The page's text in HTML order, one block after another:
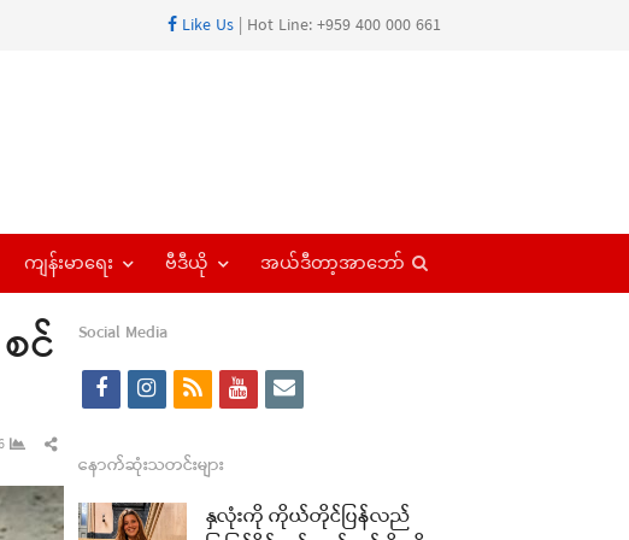
Like Us | Hot Line: +959 400 000 661
ကျန်းမာရေး ဗီဒီယို အယ်ဒီတာ့အာဘော်
င်
Share
this
post
Social Media
f
c
e
i
s
t
r
s
y
t
e
i
နောက်ဆုံးသတင်းများ
နှလုံးကို ကိုယ်တိုင်ပြန်လည်